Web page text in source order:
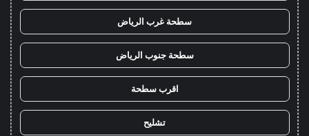
سطحة غرب الرياض
سطحة جنوب الرياض
اقرب سطحة
تشليح